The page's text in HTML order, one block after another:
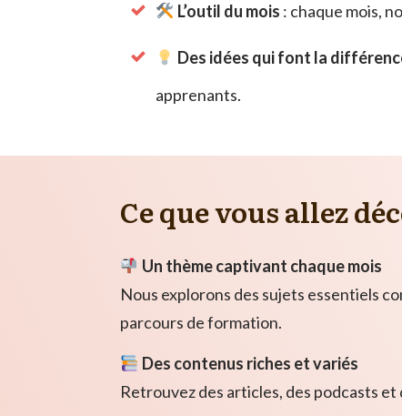
L’outil du mois : chaque mois,
Des idées qui font la
apprenants.
Ce que vous allez
Un thème captivant chaque mois
Nous explorons des sujets essentiels
parcours de formation.
Des contenus riches et variés
Retrouvez des articles, des podcasts